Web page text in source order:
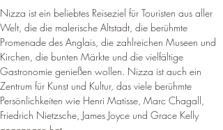
Nizza ist ein beliebtes Reiseziel für Touristen aus aller
Welt, die die malerische Altstadt, die berühmte
Promenade des Anglais, die zahlreichen Museen und
Kirchen, die bunten Märkte und die vielfältige
Gastronomie genießen wollen. Nizza ist auch ein
Zentrum für Kunst und Kultur, das viele berühmte
Persönlichkeiten wie Henri Matisse, Marc Chagall,
Friedrich Nietzsche, James Joyce und Grace Kelly